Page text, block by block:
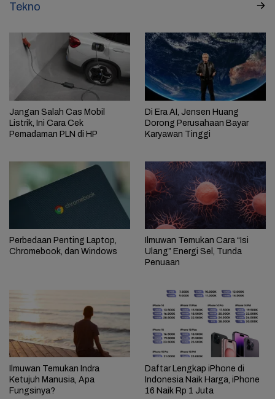
Tekno
Jangan Salah Cas Mobil
Listrik, Ini Cara Cek
Pemadaman PLN di HP
Di Era AI, Jensen Huang
Dorong Perusahaan Bayar
Karyawan Tinggi
Perbedaan Penting Laptop,
Chromebook, dan Windows
Ilmuwan Temukan Cara “Isi
Ulang” Energi Sel, Tunda
Penuaan
Ilmuwan Temukan Indra
Ketujuh Manusia, Apa
Fungsinya?
Daftar Lengkap iPhone di
Indonesia Naik Harga, iPhone
16 Naik Rp 1 Juta